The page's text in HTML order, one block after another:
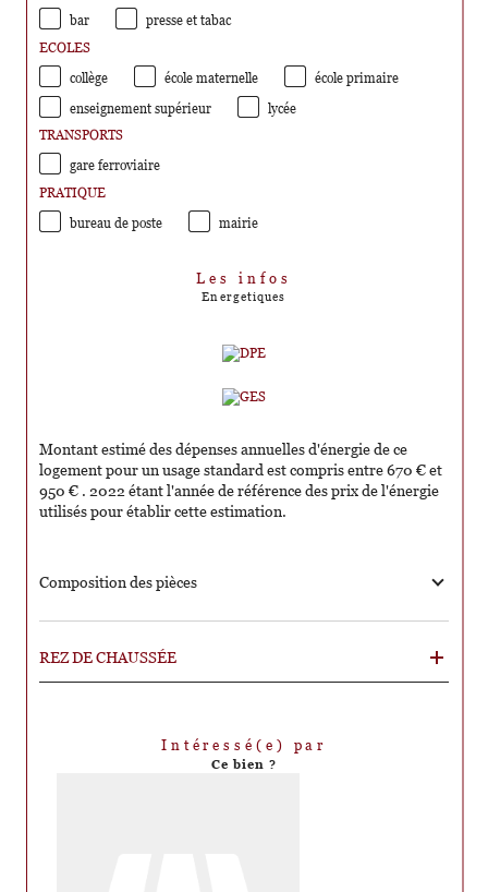
bar
presse et tabac
ECOLES
collège
école maternelle école primaire
enseignement supérieur
lycée
TRANSPORTS
gare ferroviaire
PRATIQUE
bureau de poste
mairie
Les infos
Energetiques
Montant estimé des dépenses annuelles d'énergie de ce
logement pour un usage standard est compris entre 670 € et
950 € . 2022 étant l'année de référence des prix de l'énergie
utilisés pour établir cette estimation.
Composition des pièces
REZ DE CHAUSSÉE
Intéressé(e) par
Ce bien ?